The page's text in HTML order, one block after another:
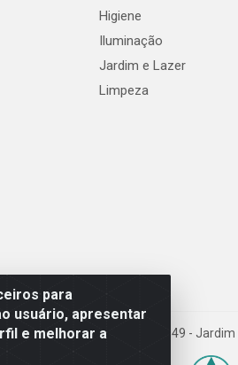
para
usuário, apresentar
e melhorar a
Higiene
Iluminação
Jardim e Lazer
Limpeza
Durval de Góes Monteiro, 7049 -